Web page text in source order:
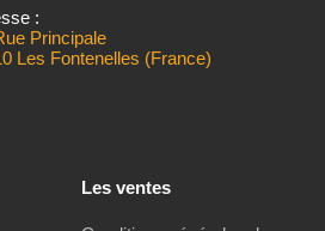
:
Principale
Les Fontenelles (France)
Les ventes